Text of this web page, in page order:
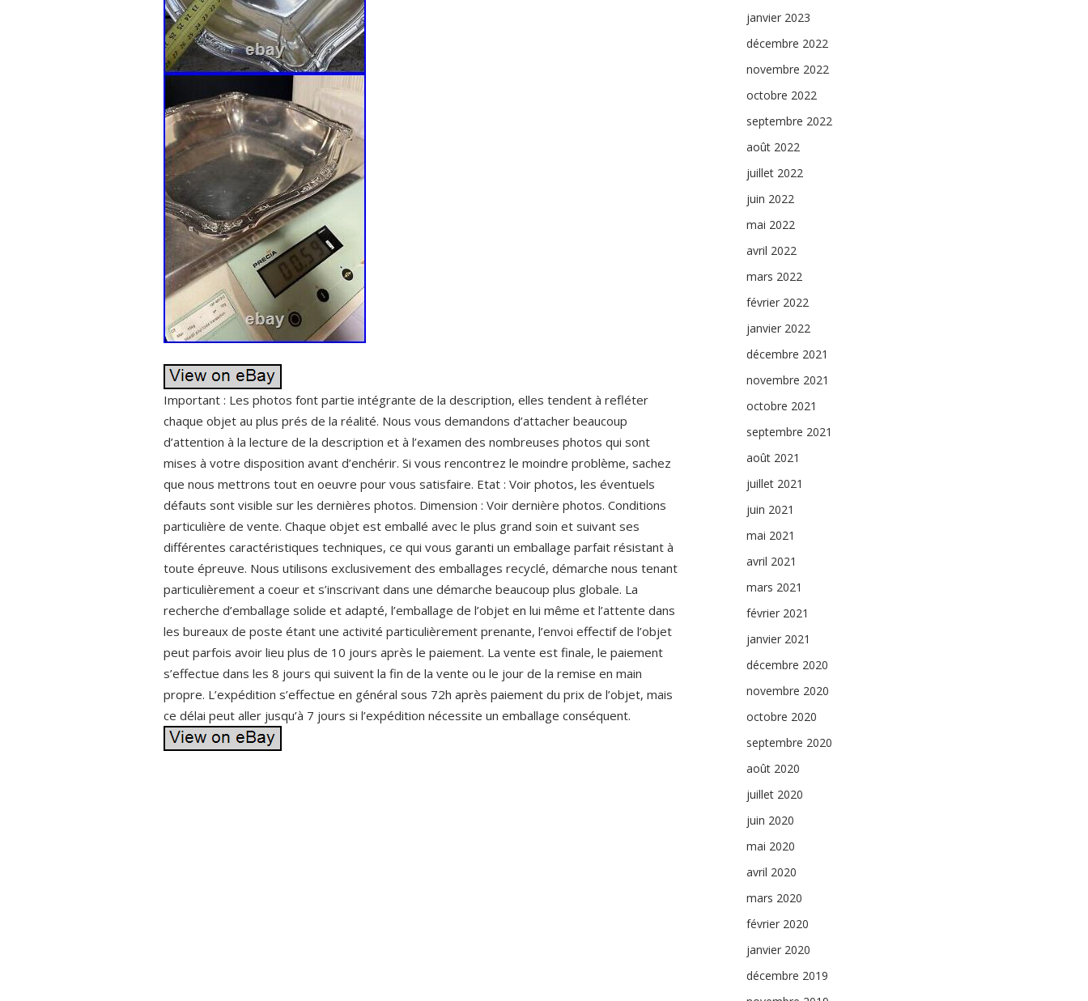
Important : Les photos font partie intégrante de la description, elles tendent à refléter
chaque objet au plus prés de la réalité. Nous vous demandons d’attacher beaucoup
d’attention à la lecture de la description et à l’examen des nombreuses photos qui sont
mises à votre disposition avant d’enchérir. Si vous rencontrez le moindre problème, sachez
que nous mettrons tout en oeuvre pour vous satisfaire. Etat : Voir photos, les éventuels
défauts sont visible sur les dernières photos. Dimension : Voir dernière photos. Conditions
particulière de vente. Chaque objet est emballé avec le plus grand soin et suivant ses
différentes caractéristiques techniques, ce qui vous garanti un emballage parfait résistant à
toute épreuve. Nous utilisons exclusivement des emballages recyclé, démarche nous tenant
particulièrement a coeur et s’inscrivant dans une démarche beaucoup plus globale. La
recherche d’emballage solide et adapté, l’emballage de l’objet en lui même et l’attente dans
les bureaux de poste étant une activité particulièrement prenante, l’envoi effectif de l’objet
peut parfois avoir lieu plus de 10 jours après le paiement. La vente est finale, le paiement
s’effectue dans les 8 jours qui suivent la fin de la vente ou le jour de la remise en main
propre. L’expédition s’effectue en général sous 72h après paiement du prix de l’objet, mais
ce délai peut aller jusqu’à 7 jours si l’expédition nécessite un emballage conséquent.
janvier 2023
décembre 2022
novembre 2022
octobre 2022
septembre 2022
août 2022
juillet 2022
juin 2022
mai 2022
avril 2022
mars 2022
février 2022
janvier 2022
décembre 2021
novembre 2021
octobre 2021
septembre 2021
août 2021
juillet 2021
juin 2021
mai 2021
avril 2021
mars 2021
février 2021
janvier 2021
décembre 2020
novembre 2020
octobre 2020
septembre 2020
août 2020
juillet 2020
juin 2020
mai 2020
avril 2020
mars 2020
février 2020
janvier 2020
décembre 2019